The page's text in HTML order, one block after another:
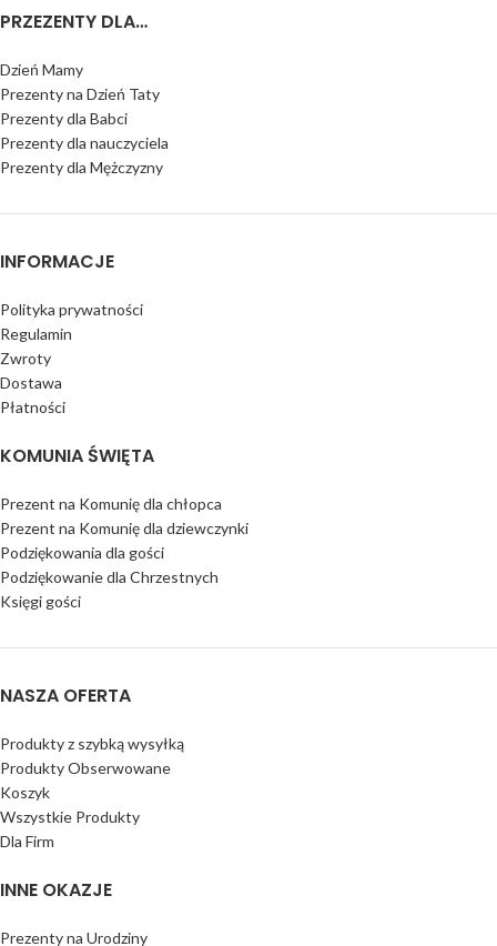
PRZEZENTY DLA…
Dzień Mamy
Prezenty na Dzień Taty
Prezenty dla Babci
Prezenty dla nauczyciela
Prezenty dla Mężczyzny
INFORMACJE
Polityka prywatności
Regulamin
Zwroty
Dostawa
Płatności
KOMUNIA ŚWIĘTA
Prezent na Komunię dla chłopca
Prezent na Komunię dla dziewczynki
Podziękowania dla gości
Podziękowanie dla Chrzestnych
Księgi gości
NASZA OFERTA
Produkty z szybką wysyłką
Produkty Obserwowane
Koszyk
Wszystkie Produkty
Dla Firm
INNE OKAZJE
Prezenty na Urodziny